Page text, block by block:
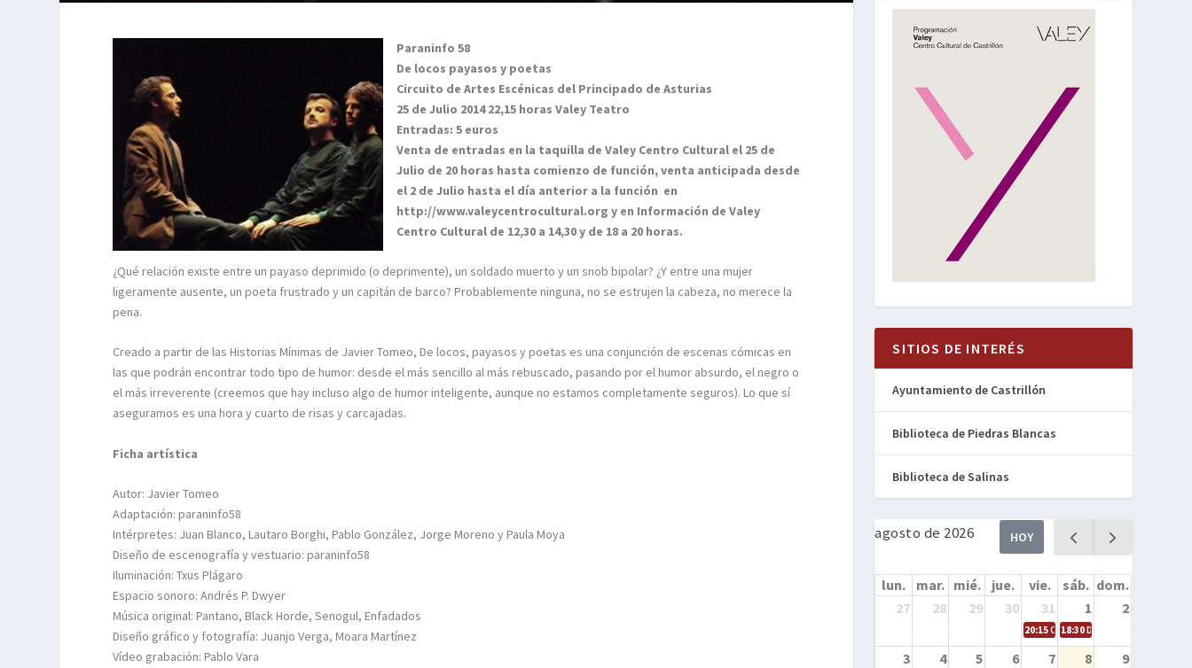
Paraninfo 58
De locos payasos y poetas
Circuito de Artes Escénicas del Principado de Asturias
25 de Julio 2014 22,15 horas Valey Teatro
Entradas: 5 euros
Venta de entradas en la taquilla de Valey Centro Cultural el 25 de
Julio de 20 horas hasta comienzo de función, venta anticipada desde
el 2 de Julio hasta el día anterior a la función en
http://www.valeycentrocultural.org y en Información de Valey
Centro Cultural de 12,30 a 14,30 y de 18 a 20 horas.
¿Qué relación existe entre un payaso deprimido (o deprimente), un soldado muerto y un snob bipolar? ¿Y entre una mujer
ligeramente ausente, un poeta frustrado y un capitán de barco? Probablemente ninguna, no se estrujen la cabeza, no merece la
pena.
Creado a partir de las Historias Mínimas de Javier Tomeo, De locos, payasos y poetas es una conjunción de escenas cómicas en
las que podrán encontrar todo tipo de humor: desde el más sencillo al más rebuscado, pasando por el humor absurdo, el negro o
el más irreverente (creemos que hay incluso algo de humor inteligente, aunque no estamos completamente seguros). Lo que sí
aseguramos es una hora y cuarto de risas y carcajadas.
Ficha artística
Autor: Javier Tomeo
Adaptación: paraninfo58
Intérpretes: Juan Blanco, Lautaro Borghi, Pablo González, Jorge Moreno y Paula Moya
Diseño de escenografía y vestuario: paraninfo58
Iluminación: Txus Plágaro
Espacio sonoro: Andrés P. Dwyer
Música original: Pantano, Black Horde, Senogul, Enfadados
Diseño gráfico y fotografía: Juanjo Verga, Moara Martínez
Vídeo grabación: Pablo Vara
SITIOS DE INTERÉS
Ayuntamiento de Castrillón
Biblioteca de Piedras Blancas
Biblioteca de Salinas
agosto de 2026 HOY
lun. mar. mié. jue. vie. sáb. dom.
27
28 29 30 31 1 2
20:15Cine en la calle – Cómo
18:30Danza – Cita en el
3 4 5 6 7 8 9